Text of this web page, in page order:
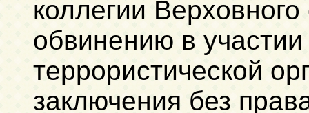
коллегии
обвинению в участии
террористической
заключения без